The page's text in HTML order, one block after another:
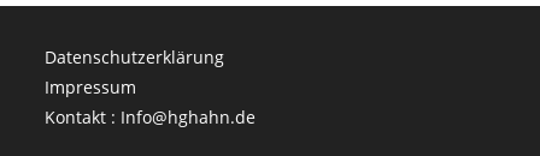
Datenschutzerklärung
Impressum
Kontakt : Info@hghahn.de